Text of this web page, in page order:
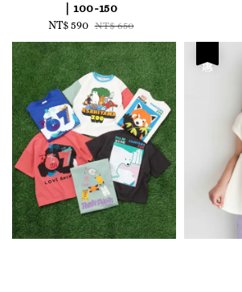
｜100-150
Sale
price
NT$ 590 Regular
price
NT$ 650